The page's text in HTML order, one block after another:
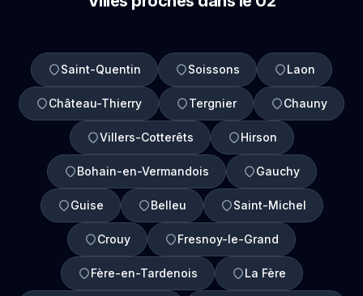
Saint-Quentin Soissons Laon
Château-Thierry Tergnier Chauny
Villers-Cotterêts Hirson
Bohain-en-Vermandois Gauchy
Guise Belleu Saint-Michel
Crouy Fresnoy-le-Grand
Fère-en-Tardenois La Fère